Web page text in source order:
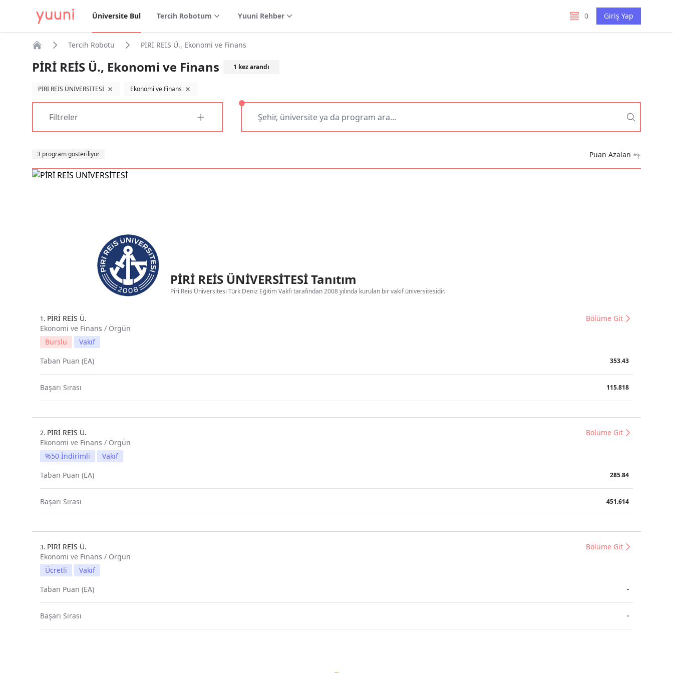
Üniversite Bul Tercih Robotum Yuuni Rehber 0
listelerim Giriş Yap
Tercih Robotu PİRİ REİS Ü., Ekonomi ve Finans
PİRİ REİS Ü., Ekonomi ve Finans 1 kez arandı
PİRİ REİS ÜNİVERSİTESİ filtreyi kaldırEkonomi ve Finans filtreyi kaldır
Filtreler
3 program gösteriliyor Puan Azalan
PİRİ REİS ÜNİVERSİTESİ Tanıtım
Piri Reis Üniversitesi Türk Deniz Eğitim Vakfı tarafından 2008 yılında kurulan bir vakıf üniversitesidir.
1. PİRİ REİS Ü.
Ekonomi ve Finans / Örgün
Bölüme Git
Burslu
Vakıf
Taban Puan (EA)
353.43
Başarı Sırası 115.818
2. PİRİ REİS Ü.
Ekonomi ve Finans / Örgün
Bölüme Git
%50 İndirimli
Vakıf
Taban Puan (EA)
285.84
Başarı Sırası 451.614
3. PİRİ REİS Ü.
Ekonomi ve Finans / Örgün
Bölüme Git
Ücretli
Vakıf
Taban Puan (EA)
-
Başarı Sırası -